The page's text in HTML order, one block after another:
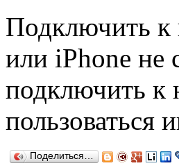
Подключить к
или iPhone не
подключить к
пользоваться
Поделиться…